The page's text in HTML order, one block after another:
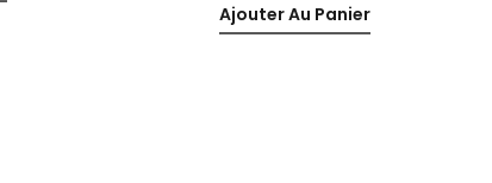
Ajouter Au Panier